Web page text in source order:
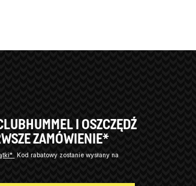
I OSZCZĘDŹ
ZAMÓWIENIE*
Kod rabatowy zostanie wysłany na